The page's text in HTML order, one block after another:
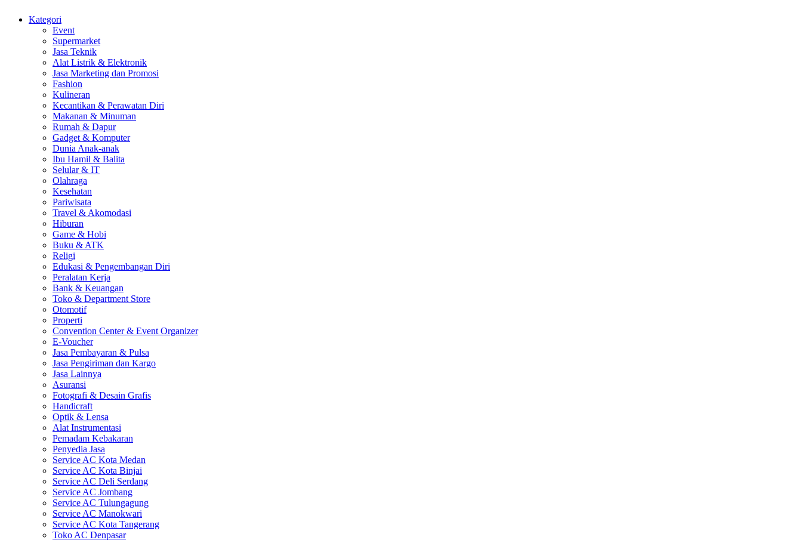
Kategori
Event
Supermarket
Jasa Teknik
Alat Listrik & Elektronik
Jasa Marketing dan Promosi
Fashion
Kulineran
Kecantikan & Perawatan Diri
Makanan & Minuman
Rumah & Dapur
Gadget & Komputer
Dunia Anak-anak
Ibu Hamil & Balita
Selular & IT
Olahraga
Kesehatan
Pariwisata
Travel & Akomodasi
Hiburan
Game & Hobi
Buku & ATK
Religi
Edukasi & Pengembangan Diri
Peralatan Kerja
Bank & Keuangan
Toko & Department Store
Otomotif
Properti
Convention Center & Event Organizer
E-Voucher
Jasa Pembayaran & Pulsa
Jasa Pengiriman dan Kargo
Jasa Lainnya
Asuransi
Fotografi & Desain Grafis
Handicraft
Optik & Lensa
Alat Instrumentasi
Pemadam Kebakaran
Penyedia Jasa
Service AC Kota Medan
Service AC Kota Binjai
Service AC Deli Serdang
Service AC Jombang
Service AC Tulungagung
Service AC Manokwari
Service AC Kota Tangerang
Toko AC Denpasar